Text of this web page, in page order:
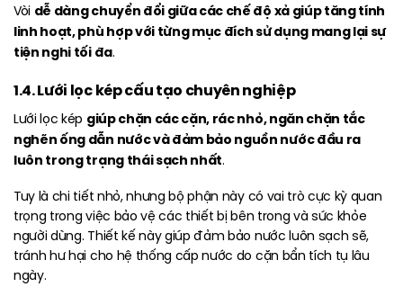
Vòi dễ dàng chuyển đổi giữa các chế độ xả giúp tăng tính
linh hoạt, phù hợp với từng mục đích sử dụng mang lại sự
tiện nghi tối đa.
1.4. Lưới lọc kép cấu tạo chuyên nghiệp
Lưới lọc kép giúp chặn các cặn, rác nhỏ, ngăn chặn tắc
nghẽn ống dẫn nước và đảm bảo nguồn nước đầu ra
luôn trong trạng thái sạch nhất.
Tuy là chi tiết nhỏ, nhưng bộ phận này có vai trò cực kỳ quan
trọng trong việc bảo vệ các thiết bị bên trong và sức khỏe
người dùng. Thiết kế này giúp đảm bảo nước luôn sạch sẽ,
tránh hư hại cho hệ thống cấp nước do cặn bẩn tích tụ lâu
ngày.